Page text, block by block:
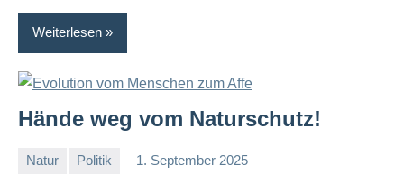
Weiterlesen
Hände weg vom Naturschutz!
Natur Politik 1. September 2025